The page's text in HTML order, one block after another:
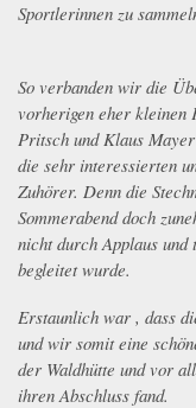
Sportlerinnen zu
So verbanden wir die
vorherigen eher kleinen
Pritsch und Klaus
die sehr interessierten
Zuhörer. Denn die
Sommerabend doch
nicht durch Applaus und
begleitet wurde.
Erstaunlich war , dass
und wir somit eine
der Waldhütte und vor
ihren Abschluss fand.